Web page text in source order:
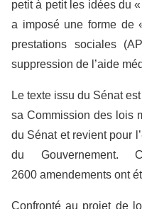
petit à petit les idées du
a imposé une forme de
prestations sociales
suppression de l’aide
Le texte issu du Sénat
sa Commission des lois
du Sénat et revient pour
du
2600 amendements ont
Confronté au projet de